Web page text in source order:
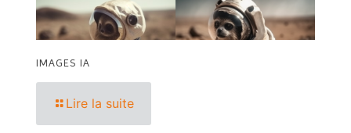
IMAGES IA
Lire la suite